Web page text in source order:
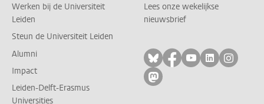
Werken bij de Universiteit
Leiden
Steun de Universiteit Leiden
Alumni
Impact
Leiden-Delft-Erasmus
Universities
Lees onze wekelijkse
nieuwsbrief
Volg ons op bluesky
Volg ons op
Volg ons op
Volg ons
Volg
Volg ons op mastodon